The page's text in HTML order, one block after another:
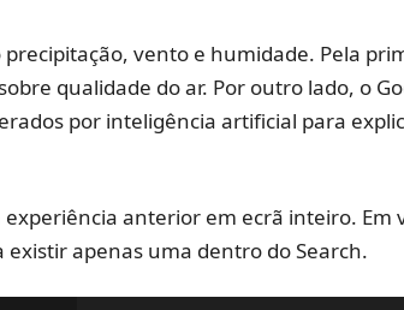
vento e humidade. Pela
qualidade do ar. Por outro lado, o
por inteligência artificial para
anterior em ecrã inteiro. Em
apenas uma dentro do Search.